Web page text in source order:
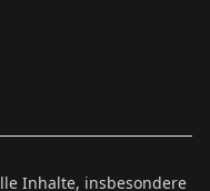
Inhalte, insbesondere